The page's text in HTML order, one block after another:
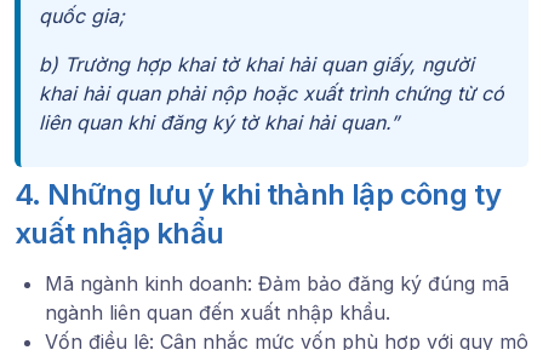
quốc gia;
b) Trường hợp khai tờ khai hải quan giấy, người
khai hải quan phải nộp hoặc xuất trình chứng từ có
liên quan khi đăng ký tờ khai hải quan.”
4. Những lưu ý khi thành lập công ty
xuất nhập khẩu
Mã ngành kinh doanh: Đảm bảo đăng ký đúng mã
ngành liên quan đến xuất nhập khẩu.
Vốn điều lệ: Cân nhắc mức vốn phù hợp với quy mô